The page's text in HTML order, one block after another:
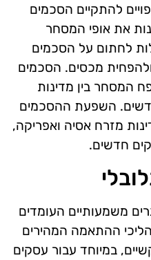
להתקיים הסכמים
את אופי המסחר
לחתום על הסכמים
מכסים. הסכמים
המסחר בין מדינות
השפעת ההסכמים
מזרח אסיה ואפריקה,
חדשים.
משמעותיים העומדים
ההתאמה המהירים
במיוחד עבור עסקים